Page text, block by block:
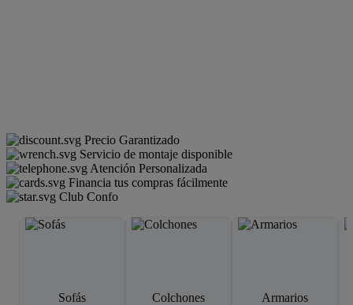
Precio Garantizado
Servicio de montaje disponible
Atención Personalizada
Financia tus compras fácilmente
Club Confo
Sofás Colchones Armarios